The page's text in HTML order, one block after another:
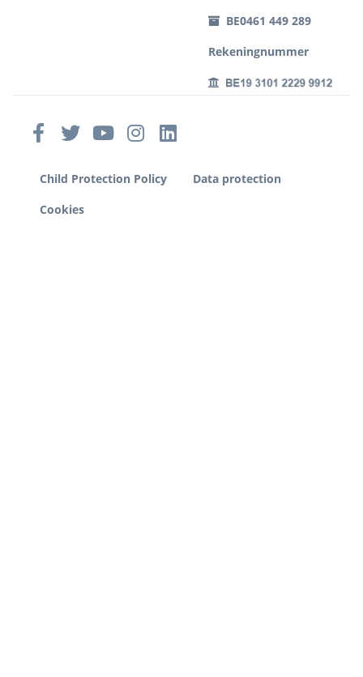
BE0461 449 289
Rekeningnummer
Child Protection Policy
Data protection
Cookies